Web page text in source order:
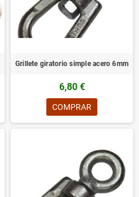
Grillete giratorio simple acero 6mm
6,80 €
COMPRAR